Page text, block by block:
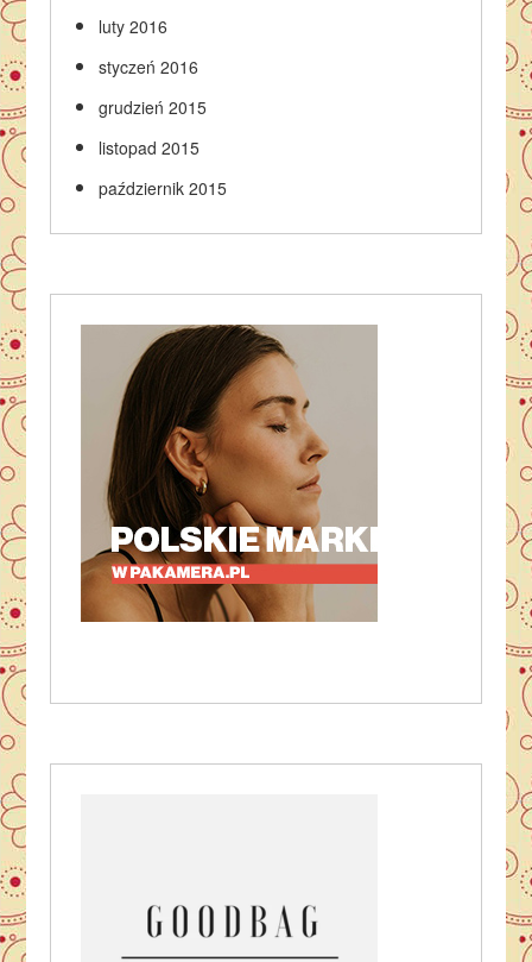
luty 2016
styczeń 2016
grudzień 2015
listopad 2015
październik 2015